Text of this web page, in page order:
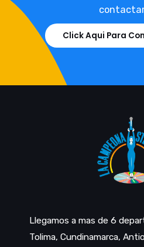
Click Aqui Para
Llegamos a mas de 6
Tolima, Cundinamarca,